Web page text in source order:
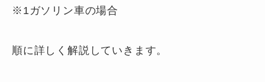
※1ガソリン車の場合
順に詳しく解説していきます。